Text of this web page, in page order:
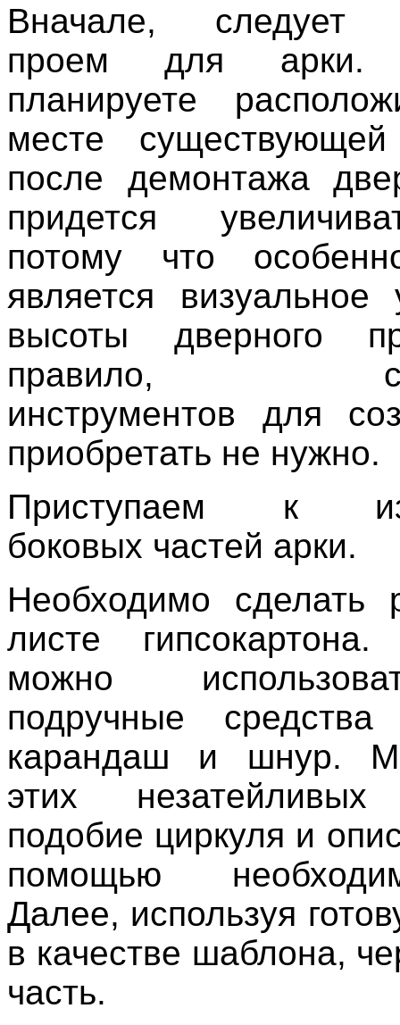
Вначале, следует
проем для
планируете
месте
после демонтажа
придется
потому что
является визуальное
высоты дверного
правило,
инструментов для
приобретать не нужно.
Приступаем к
боковых частей арки.
Необходимо сделать
листе
можно
подручные
карандаш и шнур.
этих незатейливых
подобие циркуля и
помощью
Далее, используя
в качестве шаблона,
часть.